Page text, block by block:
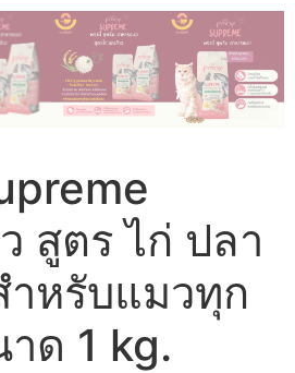
สูตร ไก่ ปลา
ำหรับแมวทุก
ด 1 kg.